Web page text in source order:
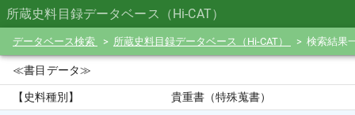
所蔵史料目録データベース（Hi-CAT）
データベース検索 所蔵史料目録データベース（Hi-CAT） 検索結果
≪書目データ≫
【史料種別】
貴重書（特殊蒐書）